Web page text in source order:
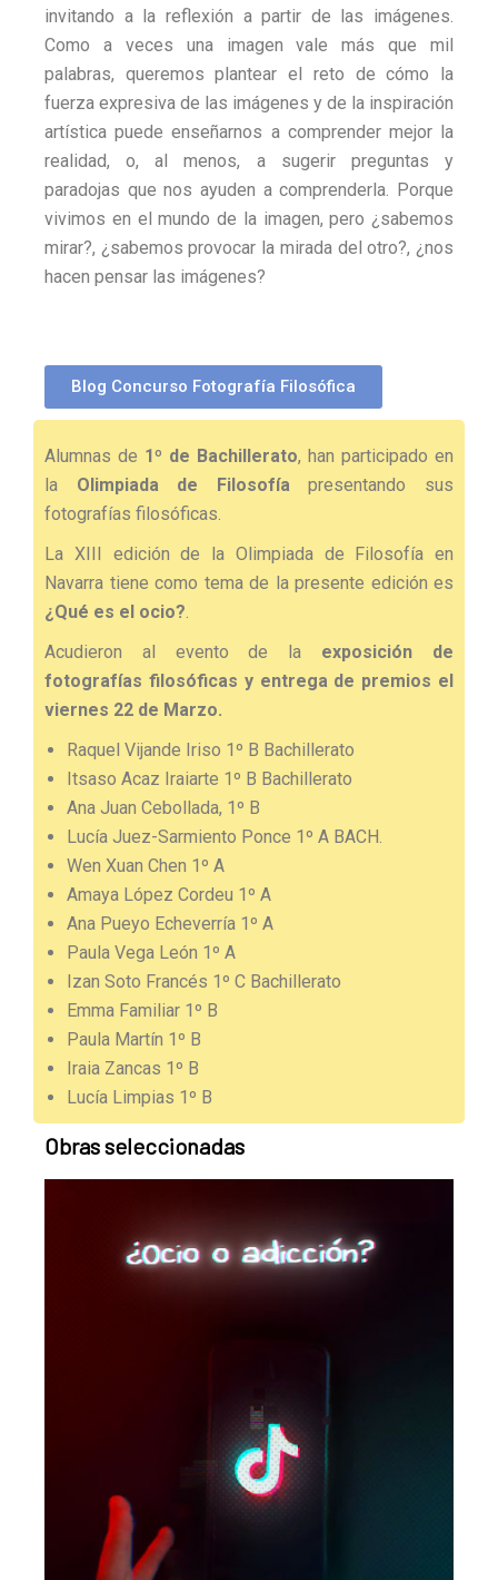
invitando a la reflexión a partir de las imágenes.
Como a veces una imagen vale más que mil
palabras, queremos plantear el reto de cómo la
fuerza expresiva de las imágenes y de la inspiración
artística puede enseñarnos a comprender mejor la
realidad, o, al menos, a sugerir preguntas y
paradojas que nos ayuden a comprenderla. Porque
vivimos en el mundo de la imagen, pero ¿sabemos
mirar?, ¿sabemos provocar la mirada del otro?, ¿nos
hacen pensar las imágenes?
Blog Concurso Fotografía Filosófica
Alumnas de 1º de Bachillerato, han participado en
la Olimpiada de Filosofíapresentando sus
fotografías filosóficas.
La XIII edición de la Olimpiada de Filosofía en
Navarra tiene como tema de la presente edición es
¿Qué es el ocio?.
Acudieron al evento de la exposición de
fotografías filosóficas y entrega de premios el
viernes 22 de Marzo.
Raquel Vijande Iriso 1º B Bachillerato
Itsaso Acaz Iraiarte 1º B Bachillerato
Ana Juan Cebollada, 1º B
Lucía Juez-Sarmiento Ponce 1º A BACH.
Wen Xuan Chen 1º A
Amaya López Cordeu 1º A
Ana Pueyo Echeverría 1º A
Paula Vega León 1º A
Izan Soto Francés 1º C Bachillerato
Emma Familiar 1º B
Paula Martín 1º B
Iraia Zancas 1º B
Lucía Limpias 1º B
Obras seleccionadas